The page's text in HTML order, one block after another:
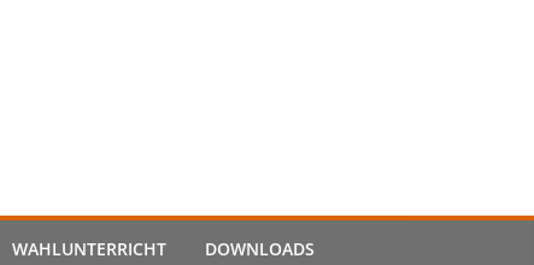
WAHLUNTERRICHT DOWNLOADS